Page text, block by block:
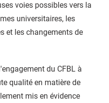
voies possibles vers la
universitaires, les
et les changements de
du CFBL à
qualité en matière de
mis en évidence